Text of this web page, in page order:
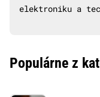
elektroniku a
Populárne z